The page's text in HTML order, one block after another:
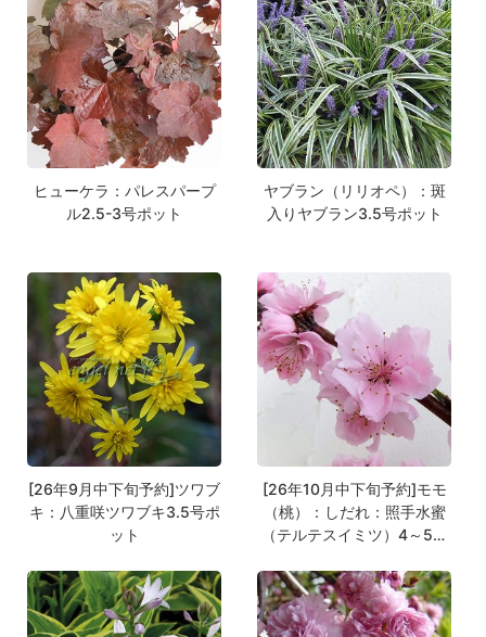
ヒューケラ：パレスパープ
ル2.5-3号ポット
ヤブラン（リリオペ）：斑
入りヤブラン3.5号ポット
[26年9月中下旬予約]ツワブ
キ：八重咲ツワブキ3.5号ポ
ット
[26年10月中下旬予約]モモ
（桃）：しだれ：照手水蜜
（テルテスイミツ）4～5号